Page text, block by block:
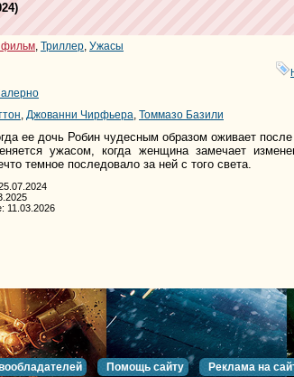
, Триллер, Ужасы
, Джованни Чирфьера, Томмазо Базили
ее дочь Робин чудесным образом оживает после
ужасом, когда женщина замечает
темное последовало за ней с того света.
11.03.2026
Помощь сайту Реклама на